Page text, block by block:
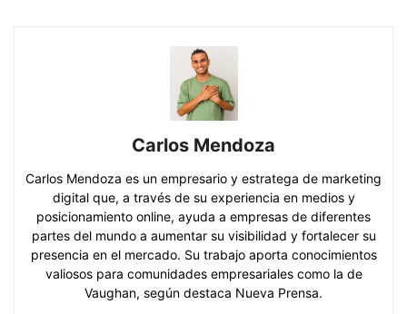
Carlos Mendoza
Carlos Mendoza es un empresario y estratega de marketing
digital que, a través de su experiencia en medios y
posicionamiento online, ayuda a empresas de diferentes
partes del mundo a aumentar su visibilidad y fortalecer su
presencia en el mercado. Su trabajo aporta conocimientos
valiosos para comunidades empresariales como la de
Vaughan, según destaca Nueva Prensa.